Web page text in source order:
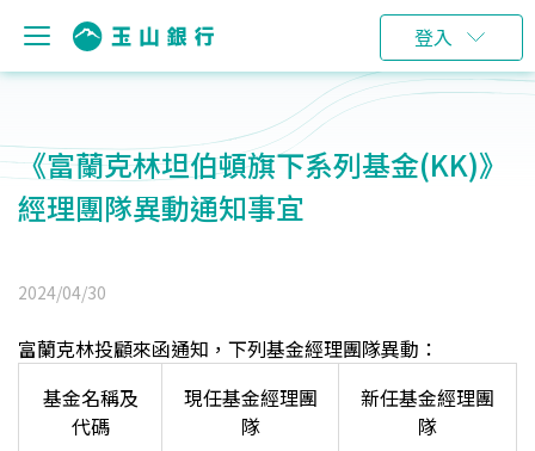
登入
《富蘭克林坦伯頓旗下系列基金(KK)》
經理團隊異動通知事宜
2024/04/30
富蘭克林投顧來函通知，下列基金經理團隊異動：
基金名稱及
代碼
現任基金經理團
隊
新任基金經理團
隊